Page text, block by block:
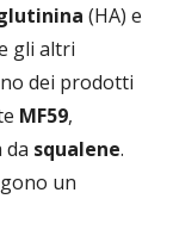
(HA) e
gli altri
dei prodotti
MF59,
da squalene.
un